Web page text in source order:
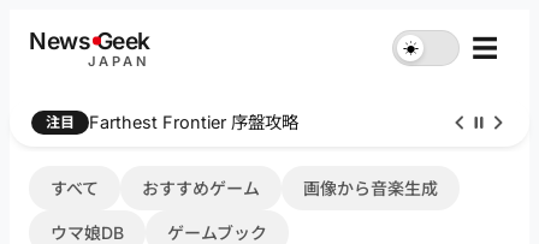
NewsGeek
JAPAN
☀︎ ☰
注目 Farthest Frontier 序盤攻略
すべて おすすめゲーム 画像から音楽生成
ウマ娘DB ゲームブック